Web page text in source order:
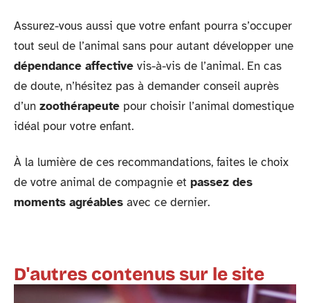
Assurez-vous aussi que votre enfant pourra s’occuper
tout seul de l’animal sans pour autant développer une
dépendance affective vis-à-vis de l’animal. En cas
de doute, n’hésitez pas à demander conseil auprès
d’un zoothérapeute pour choisir l’animal domestique
idéal pour votre enfant.
À la lumière de ces recommandations, faites le choix
de votre animal de compagnie et passez des
moments agréables avec ce dernier.
D'autres contenus sur le site